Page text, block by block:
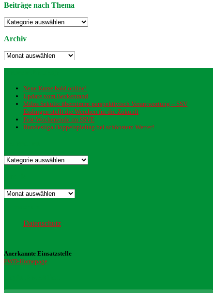
Beiträge nach Thema
Beiträge
nach
Thema
Archiv
Archiv
Neue Kurse bald online!
Update vom Beckenrand
Milos Sekulic übernimmt perspektivisch Verantwortung – SSV
Esslingen stellt die Weichen für die Zukunft
Fest-Wochenende im SSVE
Bundesliga Doppelspieltag bei schönstem Wetter!
Kategorien
Archiv
Datenschutz
Anerkannte Einsatzstelle
FWD-Homepage